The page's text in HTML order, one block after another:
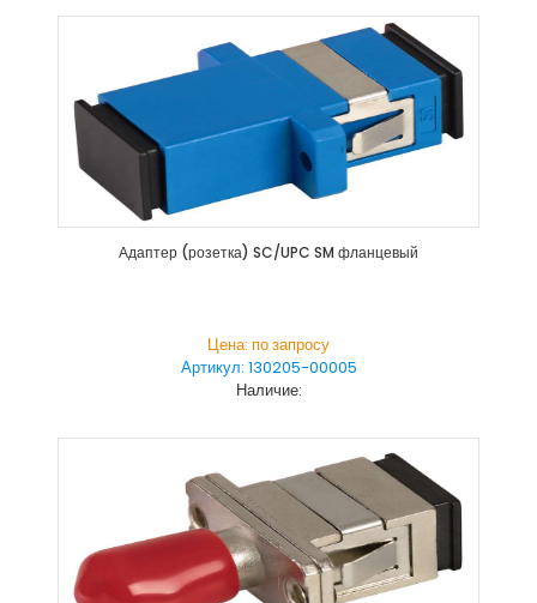
Адаптер (розетка) SC/UPC SM фланцевый
Цена: по запросу
Артикул: 130205-00005
Наличие: